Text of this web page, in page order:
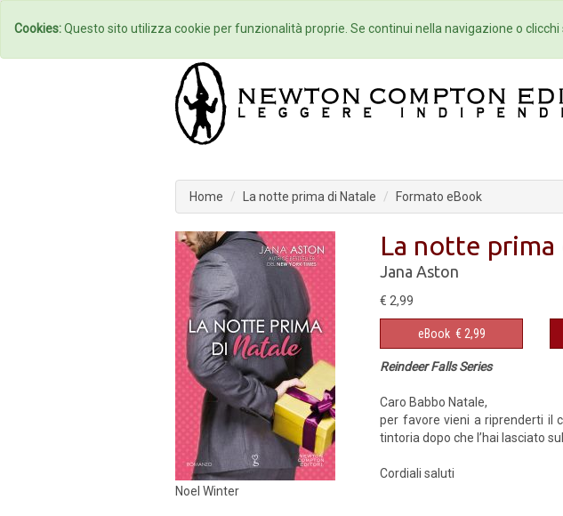
Home Autori Eventi
Home La notte prima di Natale Formato eBook
La notte prima
Jana Aston
€ 2,99
eBook € 2,99
Reindeer Falls Series
Caro Babbo Natale,
per favore vieni a riprenderti il
tintoria dopo che l’hai lasciato
Cordiali saluti
Noel Winter
Cookies:Questo sito utilizza cookie per funzionalità proprie. Se continui nella navigazione o